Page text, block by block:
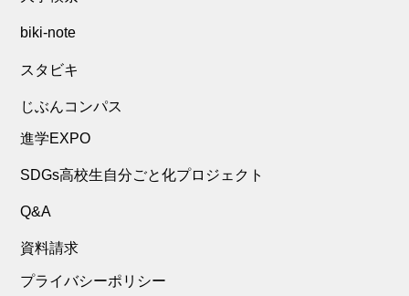
biki-note
スタビキ
じぶんコンパス
進学EXPO
SDGs高校生自分ごと化プロジェクト
Q&A
資料請求
プライバシーポリシー